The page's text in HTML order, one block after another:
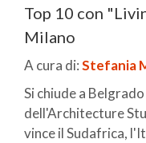
Top 10 con
Milano
A cura di:Stefania
Si chiude a
dell'Architecture
vince il Sudafrica,